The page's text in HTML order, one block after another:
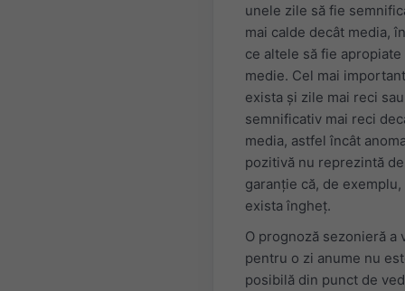
unele zile să fie
mai calde decât media,
ce altele să fie apropiate
medie. Cel mai
exista și zile mai reci
semnificativ mai reci
media, astfel încât
pozitivă nu reprezintă
garanție că, de exemplu,
exista îngheț.
O prognoză sezonieră a
pentru o zi anume nu
posibilă din punct de